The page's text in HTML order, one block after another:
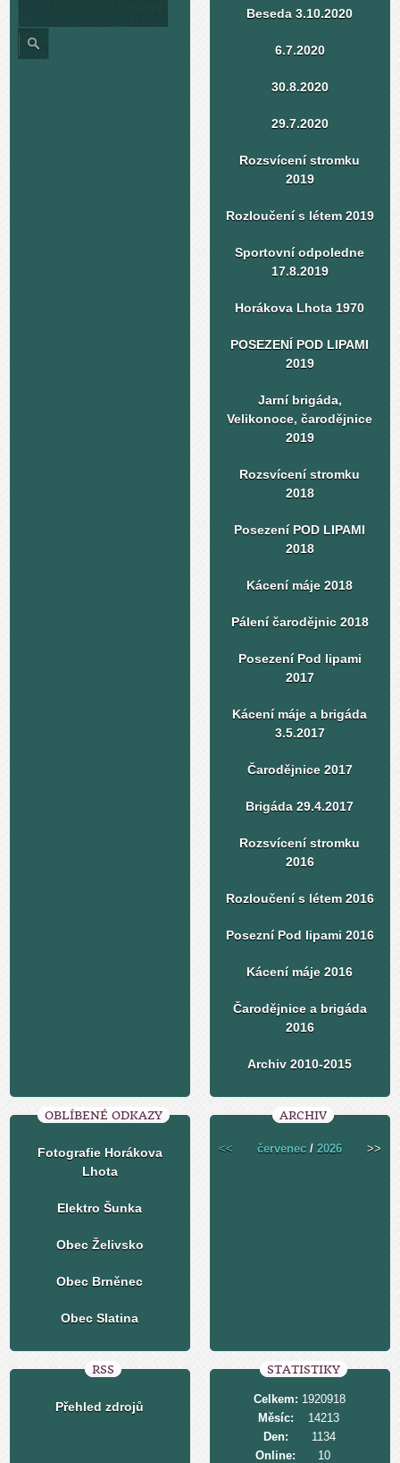
Beseda 3.10.2020
6.7.2020
30.8.2020
29.7.2020
Rozsvícení stromku
2019
Rozloučení s létem 2019
Sportovní odpoledne
17.8.2019
Horákova Lhota 1970
POSEZENÍ POD LIPAMI
2019
Jarní brigáda,
Velikonoce, čarodějnice
2019
Rozsvícení stromku
2018
Posezení POD LIPAMI
2018
Kácení máje 2018
Pálení čarodějnic 2018
Posezení Pod lipami
2017
Kácení máje a brigáda
3.5.2017
Čarodějnice 2017
Brigáda 29.4.2017
Rozsvícení stromku
2016
Rozloučení s létem 2016
Posezní Pod lipami 2016
Kácení máje 2016
Čarodějnice a brigáda
2016
Archiv 2010-2015
OBLÍBENÉ ODKAZY
Fotografie Horákova
Lhota
Elektro Šunka
Obec Želivsko
Obec Brněnec
Obec Slatina
ARCHIV
<< červenec /2026 >>
RSS
Přehled zdrojů
STATISTIKY
Online: 10
Celkem: 1920918
Měsíc:
14213
Den:
1134